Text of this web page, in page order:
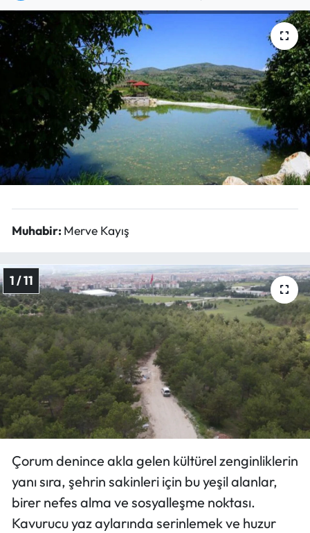
Muhabir: Merve Kayış
1 / 11
Çorum denince akla gelen kültürel zenginliklerin
yanı sıra, şehrin sakinleri için bu yeşil alanlar,
birer nefes alma ve sosyalleşme noktası.
Kavurucu yaz aylarında serinlemek ve huzur
Güncel
İskilip Haberleri
Kargı Haberleri
Kimdir?
Kültür Sanat
Magazin
Mecitözü Haberleri
Oğuzlar Haberleri
Ortaköy Haberleri
Osmancık Haberleri
Otomotiv
Resmi Reklam
Sağlık